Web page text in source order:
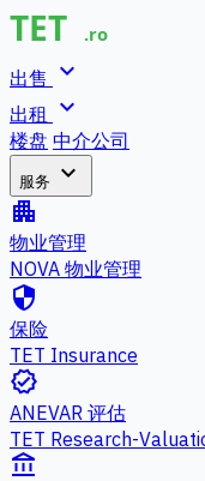
出售 expand_more
出租 expand_more
楼盘 中介公司
服务 expand_more
apartment
物业管理
NOVA 物业管理
security
保险
TET Insurance
verified
ANEVAR 评估
TET Research-
account_balance